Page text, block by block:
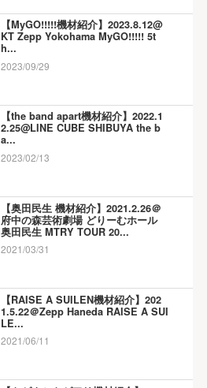
【MyGO!!!!!機材紹介】2023.8.12@
KT Zepp Yokohama MyGO!!!!! 5t
h...
2023/09/29
【the band apart機材紹介】2022.1
2.25@LINE CUBE SHIBUYA the b
a...
2023/02/13
【奥田民生 機材紹介】2021.2.26＠
府中の森芸術劇場 どりーむホール
奥田民生 MTRY TOUR 20...
2021/03/31
【RAISE A SUILEN機材紹介】202
1.5.22＠Zepp Haneda RAISE A SUI
LE...
2021/06/11